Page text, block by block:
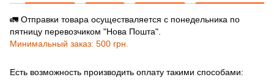
🚛 Отправки товара осуществаляется с понедельника по
пятницу перевозчиком "Нова Пошта".
Минимальный заказ: 500 грн.
Есть возможность производить оплату такими способами: